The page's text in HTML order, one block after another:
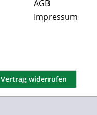
AGB
Impressum
Vertrag widerrufen